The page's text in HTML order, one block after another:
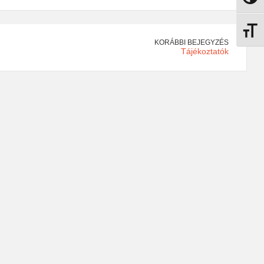
KORÁBBI BEJEGYZÉS
Tájékoztatók